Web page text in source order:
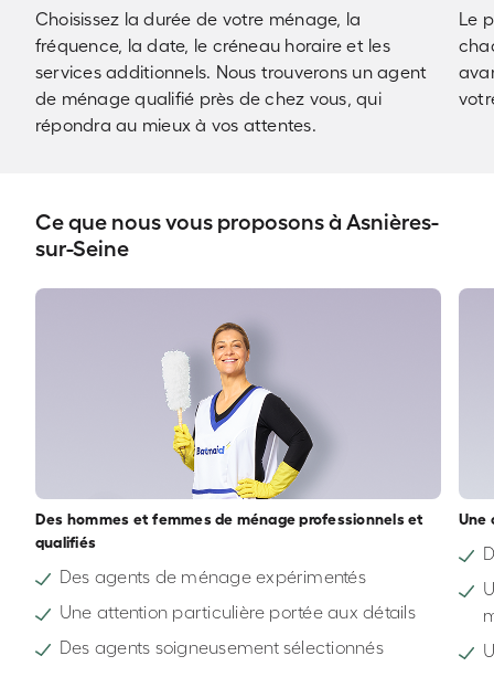
Choisissez la durée de votre ménage, la
fréquence, la date, le créneau horaire et les
services additionnels. Nous trouverons un agent
de ménage qualifié près de chez vous, qui
répondra au mieux à vos attentes.
Le
Ce que nous vous proposons à Asnières-
sur-Seine
Des hommes et femmes de ménage professionnels et
qualifiés
Des agents de ménage expérimentés
Une attention particulière portée aux détails
Des agents soigneusement sélectionnés
Une